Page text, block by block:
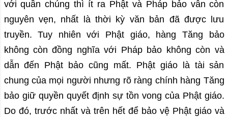
với quần chúng thì ít ra Phật và Pháp bảo vẫn còn
nguyên vẹn, nhất là thời kỳ văn bản đã được lưu
truyền. Tuy nhiên với Phật giáo, hàng Tăng bảo
không còn đồng nghĩa với Pháp bảo không còn và
dẫn đến Phật bảo cũng mất. Phật giáo là tài sản
chung của mọi người nhưng rõ ràng chính hàng Tăng
bảo giữ quyền quyết định sự tồn vong của Phật giáo.
Do đó, trước nhất và trên hết để bảo vệ Phật giáo và